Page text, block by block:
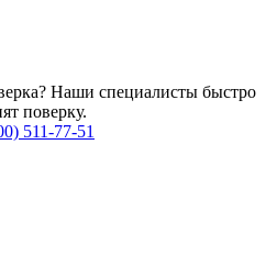
Наши специалисты быстро
поверку.
511-77-51